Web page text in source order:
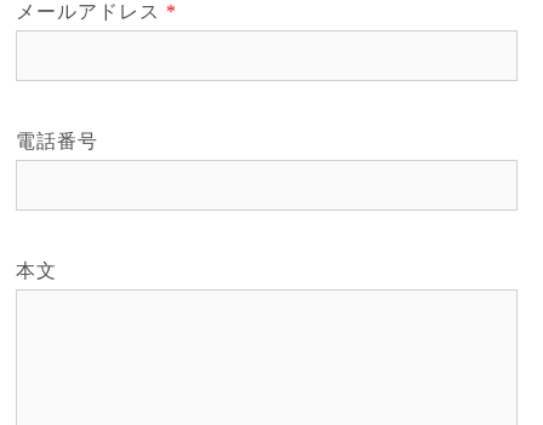
メールアドレス *
電話番号
本文